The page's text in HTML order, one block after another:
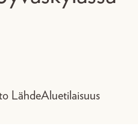
LähdeAluetilaisuus